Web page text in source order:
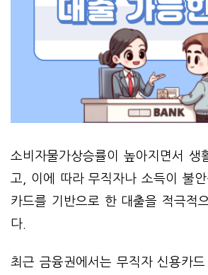
소비자물가상승률이 높아지면서 생
고, 이에 따라 무직자나 소득이 불
카드를 기반으로 한 대출을 적극적
다.
최근 금융권에서는 무직자 신용카